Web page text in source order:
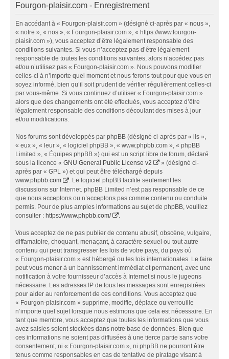
Fourgon-plaisir.com - Enregistrement
En accédant à « Fourgon-plaisir.com » (désigné ci-après par « nous »,
« notre », « nos », « Fourgon-plaisir.com », « https://www.fourgon-
plaisir.com »), vous acceptez d’être légalement responsable des
conditions suivantes. Si vous n’acceptez pas d’être légalement
responsable de toutes les conditions suivantes, alors n’accédez pas
et/ou n’utilisez pas « Fourgon-plaisir.com ». Nous pouvons modifier
celles-ci à n’importe quel moment et nous ferons tout pour que vous en
soyez informé, bien qu’il soit prudent de vérifier régulièrement celles-ci
par vous-même. Si vous continuez d’utiliser « Fourgon-plaisir.com »
alors que des changements ont été effectués, vous acceptez d’être
légalement responsable des conditions découlant des mises à jour
et/ou modifications.
Nos forums sont développés par phpBB (désigné ci-après par « ils »,
« eux », « leur », « logiciel phpBB », « www.phpbb.com », « phpBB
Limited », « Équipes phpBB ») qui est un script libre de forum, déclaré
sous la licence « GNU General Public License v2
» (désigné ci-
après par « GPL ») et qui peut être téléchargé depuis
www.phpbb.com
. Le logiciel phpBB facilite seulement les
discussions sur Internet. phpBB Limited n’est pas responsable de ce
que nous acceptons ou n’acceptons pas comme contenu ou conduite
permis. Pour de plus amples informations au sujet de phpBB, veuillez
consulter : https://www.phpbb.com/
Vous acceptez de ne pas publier de contenu abusif, obscène, vulgaire,
diffamatoire, choquant, menaçant, à caractère sexuel ou tout autre
contenu qui peut transgresser les lois de votre pays, du pays où
« Fourgon-plaisir.com » est hébergé ou les lois internationales. Le faire
peut vous mener à un bannissement immédiat et permanent, avec une
notification à votre fournisseur d’accès à Internet si nous le jugeons
nécessaire. Les adresses IP de tous les messages sont enregistrées
pour aider au renforcement de ces conditions. Vous acceptez que
« Fourgon-plaisir.com » supprime, modifie, déplace ou verrouille
n’importe quel sujet lorsque nous estimons que cela est nécessaire. En
tant que membre, vous acceptez que toutes les informations que vous
avez saisies soient stockées dans notre base de données. Bien que
ces informations ne soient pas diffusées à une tierce partie sans votre
consentement, ni « Fourgon-plaisir.com », ni phpBB ne pourront être
tenus comme responsables en cas de tentative de piratage visant à